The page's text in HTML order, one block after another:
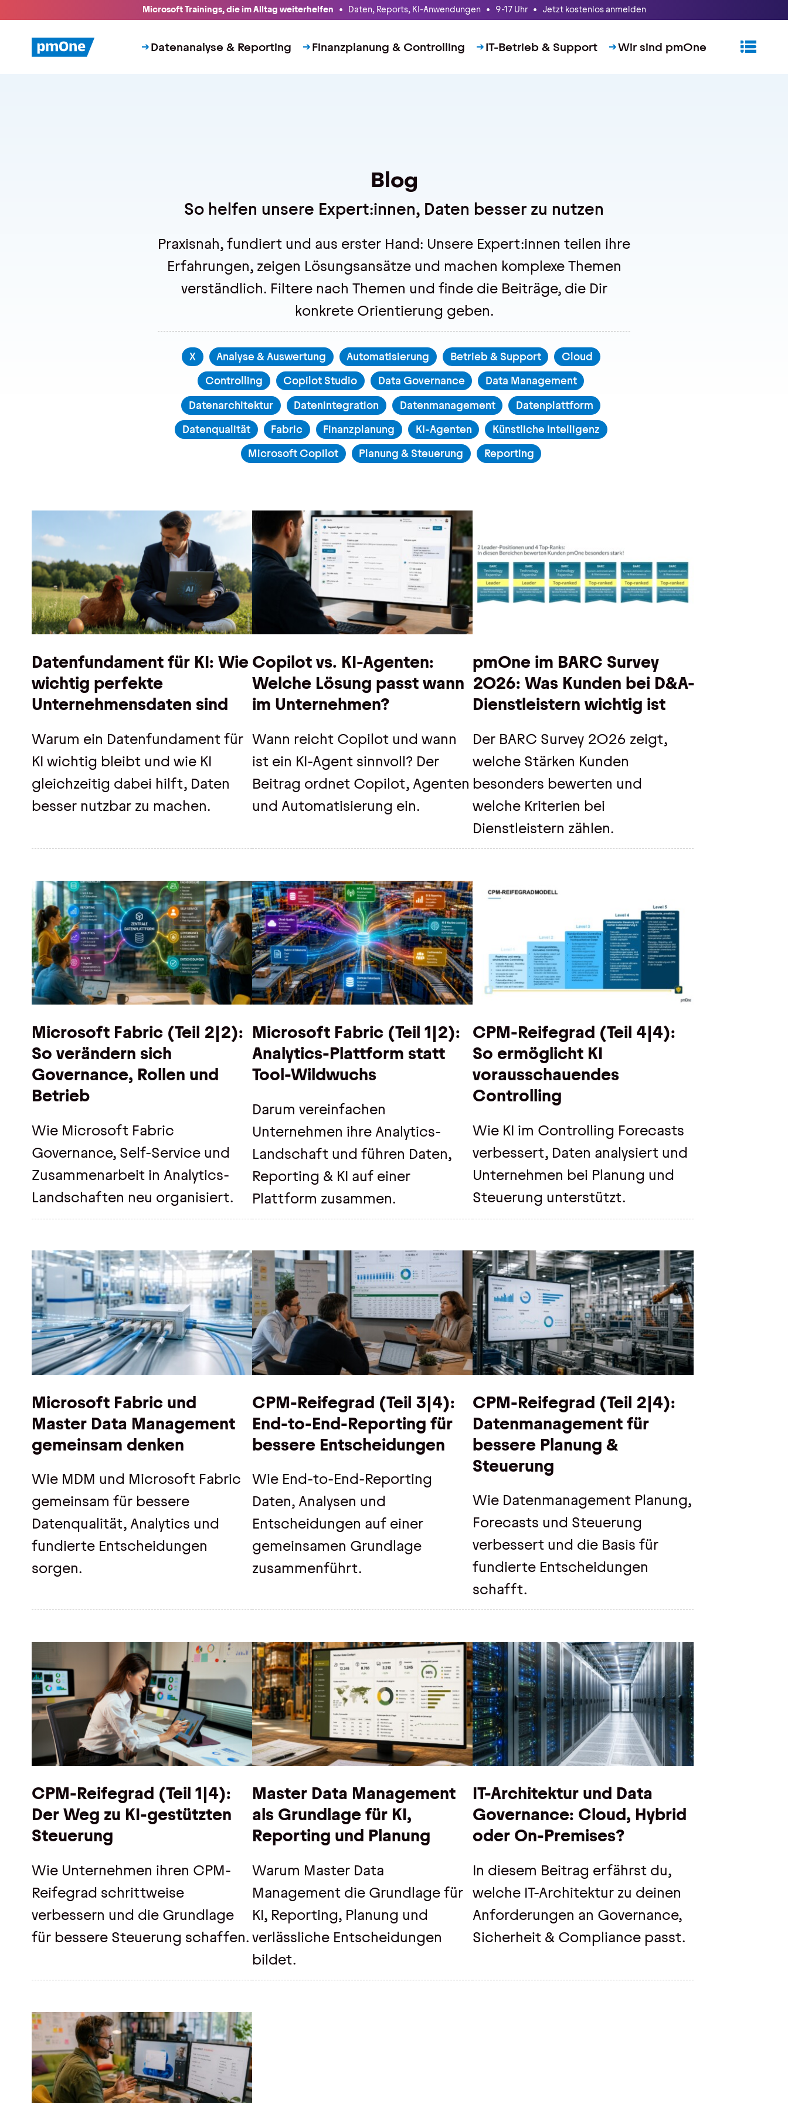
Microsoft Trainings, die im Alltag weiterhelfen • Daten, Reports, KI-Anwendungen • 9-17 Uhr • Jetzt kostenlos anmelden
Datenanalyse & Reporting Finanzplanung & Controlling IT-Betrieb & Support Wir sind pmOne
Blog
So helfen unsere Expert:innen, Daten besser zu nutzen
Praxisnah, fundiert und aus erster Hand: Unsere Expert:innen teilen ihre
Erfahrungen, zeigen Lösungsansätze und machen komplexe Themen
verständlich. Filtere nach Themen und finde die Beiträge, die Dir
konkrete Orientierung geben.
X Analyse & Auswertung Automatisierung Betrieb & Support
Cloud
Controlling
Copilot Studio Data Governance
Data Management
Datenarchitektur
Datenintegration Datenmanagement
Datenplattform
Datenqualität
Fabric Finanzplanung KI-Agenten
Künstliche Intelligenz
Microsoft Copilot
Planung & Steuerung Reporting
Datenfundament für KI: Wie
wichtig perfekte
Unternehmensdaten sind
Warum ein Datenfundament für
KI wichtig bleibt und wie KI
gleichzeitig dabei hilft, Daten
besser nutzbar zu machen.
Copilot vs. KI-Agenten:
Welche Lösung passt wann
im Unternehmen?
Wann reicht Copilot und wann
ist ein KI-Agent sinnvoll? Der
Beitrag ordnet Copilot, Agenten
und Automatisierung ein.
pmOne im BARC Survey
2026: Was Kunden bei D&A-
Dienstleistern wichtig ist
Der BARC Survey 2026 zeigt,
welche Stärken Kunden
besonders bewerten und
welche Kriterien bei
Dienstleistern zählen.
Microsoft Fabric (Teil 2|2):
So verändern sich
Governance, Rollen und
Betrieb
Wie Microsoft Fabric
Governance, Self-Service und
Zusammenarbeit in Analytics-
Landschaften neu organisiert.
Microsoft Fabric (Teil 1|2):
Analytics-Plattform statt
Tool-Wildwuchs
Darum vereinfachen
Unternehmen ihre Analytics-
Landschaft und führen Daten,
Reporting & KI auf einer
Plattform zusammen.
CPM-Reifegrad (Teil 4|4):
So ermöglicht KI
vorausschauendes
Controlling
Wie KI im Controlling Forecasts
verbessert, Daten analysiert und
Unternehmen bei Planung und
Steuerung unterstützt.
Microsoft Fabric und
Master Data Management
gemeinsam denken
Wie MDM und Microsoft Fabric
gemeinsam für bessere
Datenqualität, Analytics und
fundierte Entscheidungen
sorgen.
CPM-Reifegrad (Teil 3|4):
End-to-End-Reporting für
bessere Entscheidungen
Wie End-to-End-Reporting
Daten, Analysen und
Entscheidungen auf einer
gemeinsamen Grundlage
zusammenführt.
CPM-Reifegrad (Teil 2|4):
Datenmanagement für
bessere Planung &
Steuerung
Wie Datenmanagement Planung,
Forecasts und Steuerung
verbessert und die Basis für
fundierte Entscheidungen
schafft.
CPM-Reifegrad (Teil 1|4):
Der Weg zu KI-gestützten
Steuerung
Wie Unternehmen ihren CPM-
Reifegrad schrittweise
verbessern und die Grundlage
für bessere Steuerung schaffen.
Master Data Management
als Grundlage für KI,
Reporting und Planung
Warum Master Data
Management die Grundlage für
KI, Reporting, Planung und
verlässliche Entscheidungen
bildet.
IT-Architektur und Data
Governance: Cloud, Hybrid
oder On-Premises?
In diesem Beitrag erfährst du,
welche IT-Architektur zu deinen
Anforderungen an Governance,
Sicherheit & Compliance passt.
Finanzplanung & Controlling
IT-Betrieb & Support